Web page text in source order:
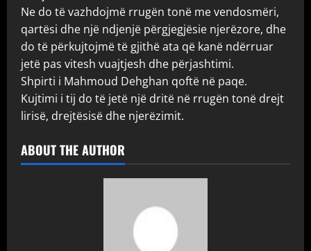
Ne do të vazhdojmë rrugën tonë me vendosmëri,
qartësi dhe një ndjenjë përgjegjësie njerëzore, dhe
do të përkujtojmë të gjithë ata që kanë ndërruar
jetë pas vitesh vuajtjesh dhe përjashtimi.
Shpirti i Mahmoud Dehghan qoftë në paqe.
Kujtimi i tij do të jetë një dritë në rrugën tonë drejt
lirisë, drejtësisë dhe njerëzimit.
ABOUT THE AUTHOR